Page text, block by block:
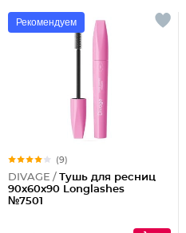
Рекомендуем
(9)
DIVAGE / Тушь для ресниц
90x60x90 Longlashes
№7501